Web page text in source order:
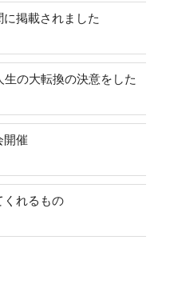
掲載されました
の大転換の決意をした
開催
くれるもの